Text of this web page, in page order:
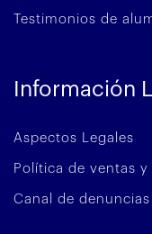
Testimonios de
Información
Aspectos Legales
Política de ventas
Canal de denuncias